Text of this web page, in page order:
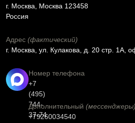
г. Москва, Москва 123458
Россия
Адрес (фактический)
г. Москва, ул. Кулакова, д. 20 стр. 1А,
Номер телефона
+7
(495)
744-
37-74
Дополнительный (мессенджеры)
+79260034540